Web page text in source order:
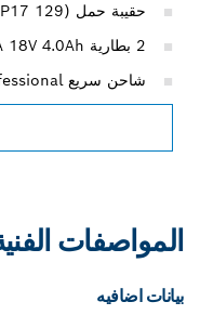
حقيبة حمل (‎1 619 P17 129)
شاحن سريع GAL 18V-40 Professional ‏(‎2 607 226 253)
المواصفات الفنية
بيانات اضافيه